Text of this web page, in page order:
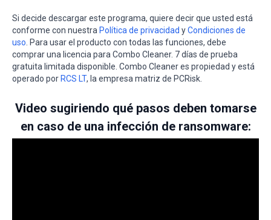
Si decide descargar este programa, quiere decir que usted está
conforme con nuestra Política de privacidad yCondiciones de
uso . Para usar el producto con todas las funciones, debe
comprar una licencia para Combo Cleaner. 7 días de prueba
gratuita limitada disponible. Combo Cleaner es propiedad y está
operado por RCS LT, la empresa matriz de PCRisk.
Video sugiriendo qué pasos deben tomarse
en caso de una infección de ransomware: